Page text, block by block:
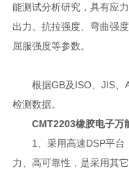
能测试分析研究，具有应
出力、抗拉强度、弯曲强
屈服强度等参数。
根据GB及ISO、JIS、
检测数据。
CMT2203橡胶电子万
1、采用高速DSP平台
力、高可靠性，是采用其